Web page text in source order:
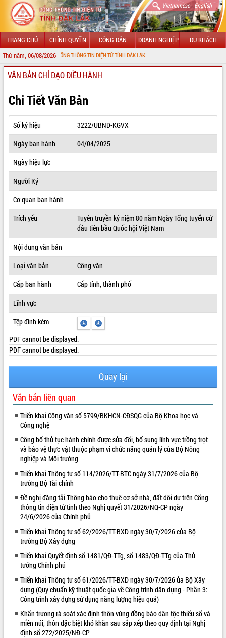
Vietnamese| English
TRANG CHỦ CHÍNH QUYỀN CÔNG DÂN DOANH NGHIỆP DU KHÁCH
Thứ năm, 06/08/2026
ĐẾN VỚI CỔNG THÔNG TIN ĐIỆN TỬ TỈNH ĐẮK LẮK
GIỚI THIỆU
LÃNH ĐẠO UBND TỈNH
TIN TỨC SỰ KIỆN
SỞ, BAN, NGÀNH
THÔNG TIN CHỈ ĐẠO ĐIỀU HÀNH
HỆ THỐNG VĂN BẢN
VĂN BẢN HĐND TỈNH
ĐIỂM TIN VĂN BẢN
Loading the player...
Lễ truy tặng danh hiệu “Bà Mẹ Việt
Nam Anh hùng” và trao Huân chương
Lao động
UBND tỉnh Đắk Lắk triển khai nhiệm
vụ 6 tháng cuối năm 2026
Kỳ họp thứ Hai, Hội đồng nhân dân
tỉnh khóa XI quyết nghị nhiều nội dung
quan trọng
Bí thư Tỉnh ủy Lương Nguyễn Minh
Triết thăm, tặng quà người có công với
cách mạng
Rà soát, hoàn thiện hệ thống thiết chế
văn hóa, thể thao đáp ứng yêu cầu
ALBUM ẢNH
VĂN BẢN CHỈ ĐẠO ĐIỀU HÀNH
Chi Tiết Văn Bản
Số ký hiệu
3222/UBND-KGVX
Ngày ban hành
04/04/2025
Ngày hiệu lực
Người Ký
Cơ quan ban hành
Trích yếu
Tuyên truyền kỷ niệm 80 năm Ngày Tổng tuyển cử
đầu tiên bầu Quốc hội Việt Nam
Nội dung văn bản
Loại văn bản
Công văn
Cấp ban hành
Cấp tỉnh, thành phố
Lĩnh vực
Tệp đính kèm
PDF cannot be displayed.
PDF cannot be displayed.
Quay lại
Văn bản liên quan
Triển khai Công văn số 5799/BKHCN-CĐSQG của Bộ Khoa học và
Công nghệ
Công bố thủ tục hành chính được sửa đổi, bổ sung lĩnh vực trồng trọt
và bảo vệ thực vật thuộc phạm vi chức năng quản lý của Bộ Nông
nghiệp và Môi trường
Triển khai Thông tư số 114/2026/TT-BTC ngày 31/7/2026 của Bộ
trưởng Bộ Tài chính
Đề nghị đăng tải Thông báo cho thuê cơ sở nhà, đất dôi dư trên Cổng
thông tin điện tử tỉnh theo Nghị quyết 31/2026/NQ-CP ngày
24/6/2026 của Chính phủ
Triển khai Thông tư số 62/2026/TT-BXD ngày 30/7/2026 của Bộ
trưởng Bộ Xây dựng
Triển khai Quyết định số 1481/QĐ-TTg, số 1483/QĐ-TTg của Thủ
tướng Chính phủ
Triển khai Thông tư số 61/2026/TT-BXD ngày 30/7/2026 ủa Bộ Xây
dựng (Quy chuẩn kỹ thuật quốc gia về Công trình dân dụng - Phần 3:
Công trình xây dựng sử dụng năng lượng hiệu quả)
Khẩn trương rà soát xác định thôn vùng đồng bào dân tộc thiểu số và
miền núi, thôn đặc biệt khó khăn sau sắp xếp theo quy định tại Nghị
định số 272/2025/NĐ-CP